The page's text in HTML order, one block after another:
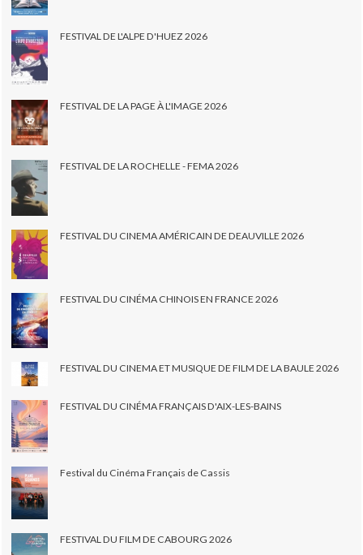
FESTIVAL DE L'ALPE D'HUEZ 2026
FESTIVAL DE LA PAGE À L'IMAGE 2026
FESTIVAL DE LA ROCHELLE - FEMA 2026
FESTIVAL DU CINEMA AMÉRICAIN DE DEAUVILLE 2026
FESTIVAL DU CINÉMA CHINOIS EN FRANCE 2026
FESTIVAL DU CINEMA ET MUSIQUE DE FILM DE LA BAULE 2026
FESTIVAL DU CINÉMA FRANÇAIS D'AIX-LES-BAINS
Festival du Cinéma Français de Cassis
FESTIVAL DU FILM DE CABOURG 2026